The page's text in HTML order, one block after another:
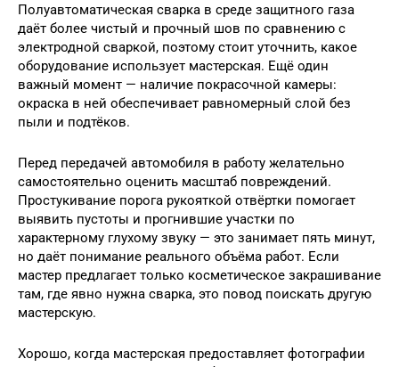
Полуавтоматическая сварка в среде защитного газа
даёт более чистый и прочный шов по сравнению с
электродной сваркой, поэтому стоит уточнить, какое
оборудование использует мастерская. Ещё один
важный момент — наличие покрасочной камеры:
окраска в ней обеспечивает равномерный слой без
пыли и подтёков.
Перед передачей автомобиля в работу желательно
самостоятельно оценить масштаб повреждений.
Простукивание порога рукояткой отвёртки помогает
выявить пустоты и прогнившие участки по
характерному глухому звуку — это занимает пять минут,
но даёт понимание реального объёма работ. Если
мастер предлагает только косметическое закрашивание
там, где явно нужна сварка, это повод поискать другую
мастерскую.
Хорошо, когда мастерская предоставляет фотографии